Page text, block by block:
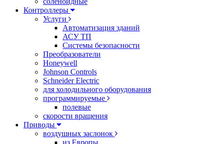
Контроллеры
Услуги
Автоматизация зданий
АСУ ТП
Системы безопасности
Преобразователи
Honeywell
Johnson Controls
Schneider Electric
для холодильного оборудования
программируемые
полевые
скорости вращения
Приводы
воздушных заслонок
из Европы